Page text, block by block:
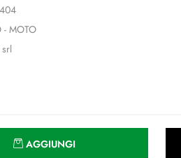
- MOTO
AGGIUNGI